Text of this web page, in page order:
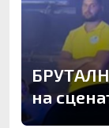
на